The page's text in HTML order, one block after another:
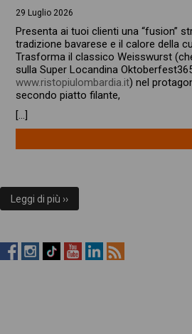
29 Luglio 2026
Presenta ai tuoi clienti una “fusion”
tradizione bavarese e il calore della
Trasforma il classico Weisswurst
sulla Super Locandina
www.ristopiulombardia.it) nel
secondo piatto filante,
[…]
Leggi di più ››
RistopiùNews
RistopiùNews
RistopiùNews
RistopiùNews
RistopiùNews
RSS